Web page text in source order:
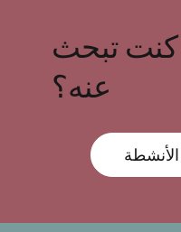
كنت تبحث
عنه؟